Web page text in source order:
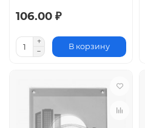
106.00 ₽
В корзину